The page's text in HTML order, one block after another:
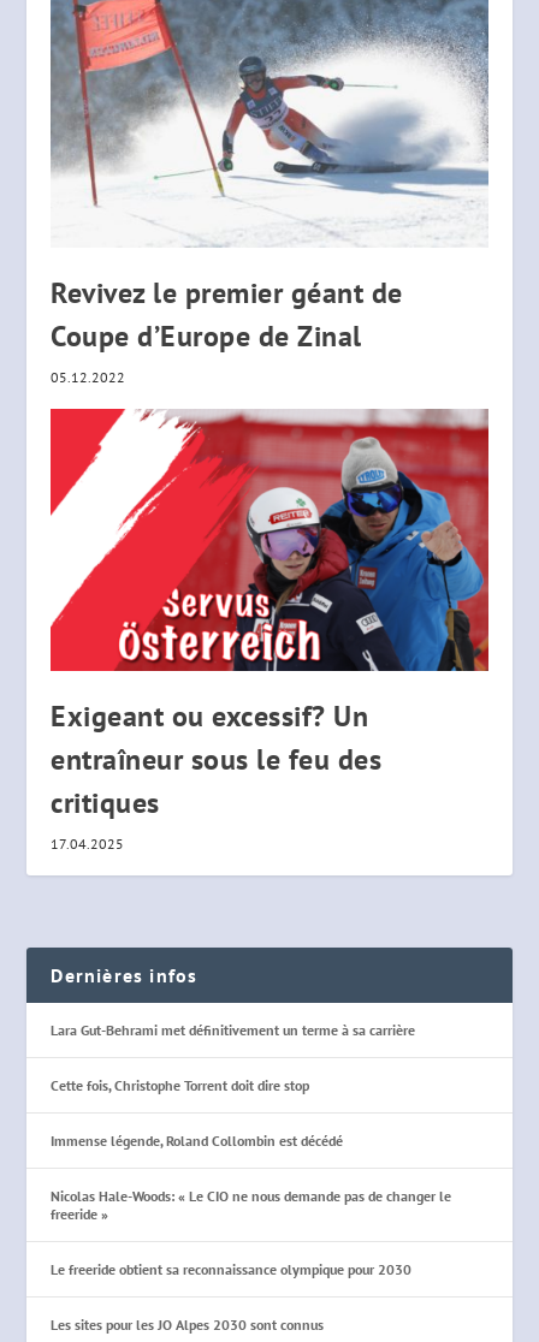
Revivez le premier géant de
Coupe d’Europe de Zinal
05.12.2022
Exigeant ou excessif? Un
entraîneur sous le feu des
critiques
17.04.2025
Dernières infos
Lara Gut-Behrami met définitivement un terme à sa carrière
Cette fois, Christophe Torrent doit dire stop
Immense légende, Roland Collombin est décédé
Nicolas Hale-Woods: « Le CIO ne nous demande pas de changer le
freeride »
Le freeride obtient sa reconnaissance olympique pour 2030
Les sites pour les JO Alpes 2030 sont connus